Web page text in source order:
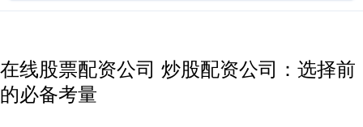
在线股票配资公司 炒股配资公司：选择前
的必备考量